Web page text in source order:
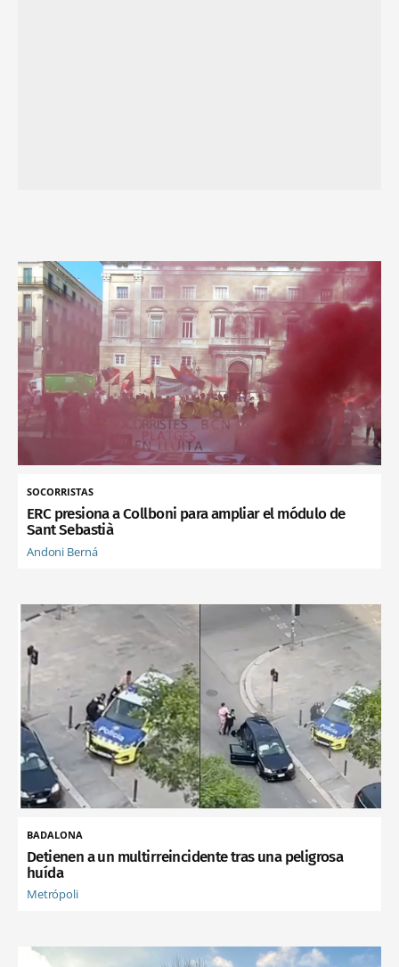
SOCORRISTAS
ERC presiona a Collboni para ampliar el módulo de
Sant Sebastià
Andoni Berná
BADALONA
Detienen a un multirreincidente tras una peligrosa
huída
Metrópoli